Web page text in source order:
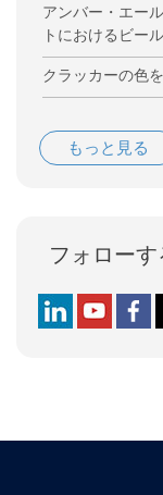
アンバー・エー
トにおけるビー
クラッカーの色
もっと見る
フォローす
Follow us on
Follow us